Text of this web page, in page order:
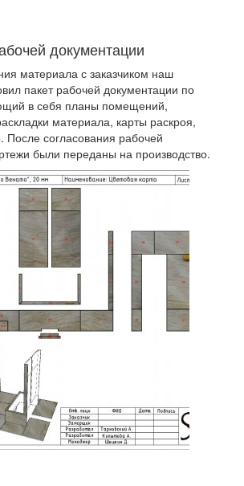
документации
материала с заказчиком наш
пакет рабочей документации по
в себя планы помещений,
материала, карты раскроя,
После согласования рабочей
были переданы на производство.